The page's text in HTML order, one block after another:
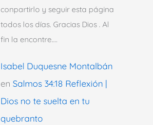
conpartirlo y seguir esta página
todos los días. Gracias Dios . Al
fin la encontre.…
Isabel Duquesne Montalbán
en Salmos 34:18 Reflexión |
Dios no te suelta en tu
quebranto